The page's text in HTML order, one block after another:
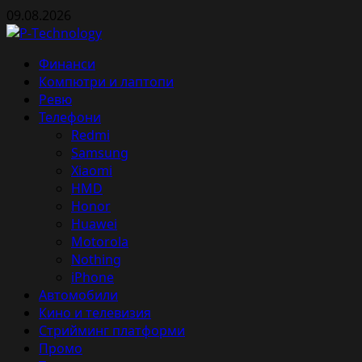
Skip
to
09.08.2026
Primary
Menu
Финанси
Компютри и лаптопи
Ревю
Телефони
Redmi
Samsung
Xiaomi
HMD
Honor
Huawei
Motorola
Nothing
iPhone
Автомобили
Кино и телевизия
Стрийминг платформи
Промо